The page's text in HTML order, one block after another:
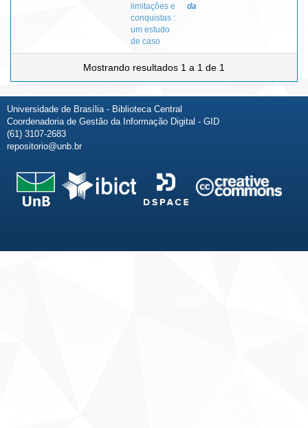
limitações e
conquistas :
um estudo
de caso
da
Mostrando resultados 1 a 1 de 1
Universidade de Brasília - Biblioteca Central
Coordenadoria de Gestão da Informação Digital - GID
(61) 3107-2683
repositorio@unb.br